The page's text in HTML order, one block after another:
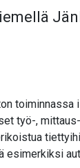
työ-,
esimerkiksi